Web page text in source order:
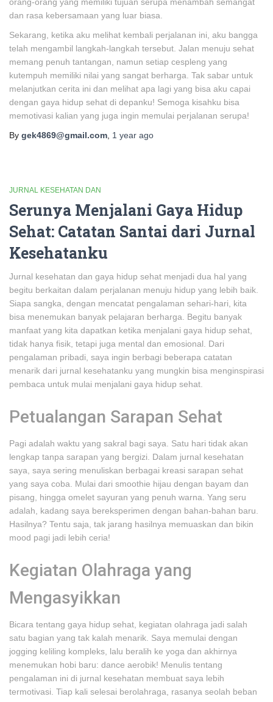
dan rasa kebersamaan yang luar biasa.
Sekarang, ketika aku melihat kembali perjalanan ini, aku bangga
telah mengambil langkah-langkah tersebut. Jalan menuju sehat
memang penuh tantangan, namun setiap cespleng yang
kutempuh memiliki nilai yang sangat berharga. Tak sabar untuk
melanjutkan cerita ini dan melihat apa lagi yang bisa aku capai
dengan gaya hidup sehat di depanku! Semoga kisahku bisa
memotivasi kalian yang juga ingin memulai perjalanan serupa!
By gek4869@gmail.com 1 year ago
JURNAL KESEHATAN DAN
Serunya Menjalani Gaya Hidup
Sehat: Catatan Santai dari Jurnal
Kesehatanku
Jurnal kesehatan dan gaya hidup sehat menjadi dua hal yang
begitu berkaitan dalam perjalanan menuju hidup yang lebih baik.
Siapa sangka, dengan mencatat pengalaman sehari-hari, kita
bisa menemukan banyak pelajaran berharga. Begitu banyak
manfaat yang kita dapatkan ketika menjalani gaya hidup sehat,
tidak hanya fisik, tetapi juga mental dan emosional. Dari
pengalaman pribadi, saya ingin berbagi beberapa catatan
menarik dari jurnal kesehatanku yang mungkin bisa menginspirasi
pembaca untuk mulai menjalani gaya hidup sehat.
Petualangan Sarapan Sehat
Pagi adalah waktu yang sakral bagi saya. Satu hari tidak akan
lengkap tanpa sarapan yang bergizi. Dalam jurnal kesehatan
saya, saya sering menuliskan berbagai kreasi sarapan sehat
yang saya coba. Mulai dari smoothie hijau dengan bayam dan
pisang, hingga omelet sayuran yang penuh warna. Yang seru
adalah, kadang saya bereksperimen dengan bahan-bahan baru.
Hasilnya? Tentu saja, tak jarang hasilnya memuaskan dan bikin
mood pagi jadi lebih ceria!
Kegiatan Olahraga yang
Mengasyikkan
Bicara tentang gaya hidup sehat, kegiatan olahraga jadi salah
satu bagian yang tak kalah menarik. Saya memulai dengan
jogging keliling kompleks, lalu beralih ke yoga dan akhirnya
menemukan hobi baru: dance aerobik! Menulis tentang
pengalaman ini di jurnal kesehatan membuat saya lebih
termotivasi. Tiap kali selesai berolahraga, rasanya seolah beban